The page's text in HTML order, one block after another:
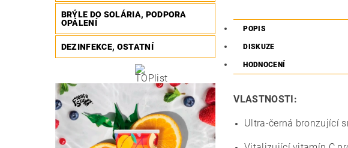
BRÝLE DO SOLÁRIA, PODPORA
OPÁLENÍ
DEZINFEKCE, OSTATNÍ
POPIS
DISKUZE
HODNOCENÍ
VLASTNOSTI:
Ultra-černá bronzující